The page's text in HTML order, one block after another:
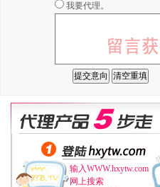
我要代理。
输入WWW.hxytw.com
网上搜索